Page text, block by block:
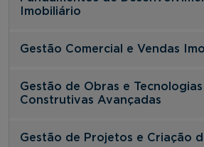
Imobiliário
Gestão Comercial e Vendas
Gestão de Obras e Tecnologias
Construtivas Avançadas
Gestão de Projetos e Criação